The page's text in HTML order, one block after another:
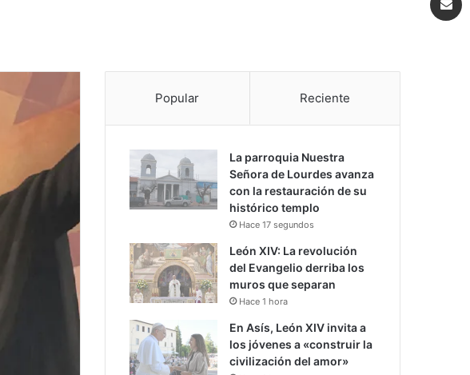
Popular Reciente
La parroquia Nuestra
Señora de Lourdes avanza
con la restauración de su
histórico templo
Hace 17 segundos
León XIV: La revolución
del Evangelio derriba los
muros que separan
Hace 1 hora
En Asís, León XIV invita a
los jóvenes a «construir la
civilización del amor»